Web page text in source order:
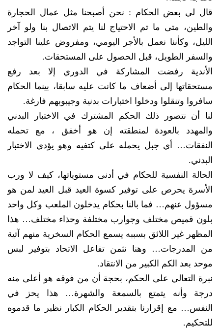
قال لي بعض الحكام : نحن أصبحنا مثل عمال الحجارة
والطين، متى ما تم الاحتياج لنا يتم الاتصال بنا ولو آخر
الليل، وكأننا نعمل بالأجر اليومي، ومفروض علينا التواجد
والسفر الطويل، قبل الحصول على المستحقات.
الأندية رفضت المشاركة في الدوري إلا بعد رفع
مستحقاتها إلى أضعاف ما كانت عليه سابقا، بينما الحكام
سافروا وتنقلوا ودخلوا اختبارات بدنية وجيبوبهم فارغة.
لنا أن نتصور ذلك الحكم المشترك في الاختبار البدني
والمهدد بالعودة لمنطقته إن هو أخفق ، مع تحمله
النفقات… أي جبل يحمله على كتفيه وهو يؤدي الاختبار
البدني.
الحالة النفسية للحكام في أدنى مستوياتها، كيف لا ورب
الأسرة يحرص على توفير كسوة العيد قبل العيد لمن هو
مسؤول عنهم… فما بالنا بحكام يدخلون الملعب وكل واحد
بلون قميص مختلف وجوارب مختلفة وحذاء مختلف… هذا
المظهر غير اللائق بسببه يسمع الحكام السخرية منهم آتية
من المدرجات… وهنا نثمن تفاعل الاتحاد بتوفير لبس
موحد بعد الكم الكبير من الانتقاد.
نبرة التعالي على الحكم، بحجة أن من فوقه هو أعلى منه
درجة وأنه يتمتع بالسمعة والشهرة… هذا يحز في
النفس… مع إقرارنا بتقدير الحكام الكبار نظير ما قدموه
للتحكيم.